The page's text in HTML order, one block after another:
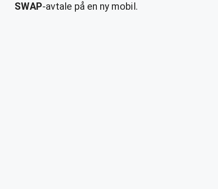
SWAP-avtale på en ny mobil.